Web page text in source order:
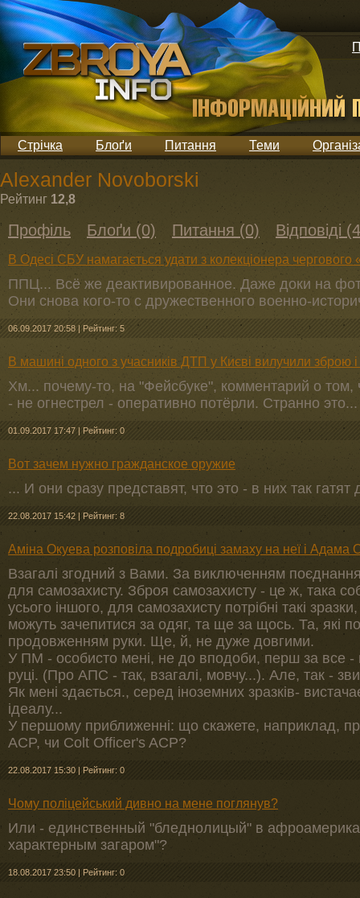
Стрічка Блоґи Питання Теми
Alexander Novoborski
Рейтинг 12,8
Профіль Блоґи (0) Питання (0) Відповіді
В Одесі СБУ намагається удати з колекціонера чергового
ППЦ... Всё же деактивированное. Даже доки на
Они снова кого-то с дружественного военно-
06.09.2017 20:58 | Рейтинг: 5
В машині одного з учасників ДТП у Києві вилучили зброю і
Хм... почему-то, на "Фейсбуке", комментарий о том,
- не огнестрел - оперативно потёрли. Странно
01.09.2017 17:47 | Рейтинг: 0
Вот зачем нужно гражданское оружие
... И они сразу представят, что это - в них так
22.08.2017 15:42 | Рейтинг: 8
Аміна Окуева розповіла подробиці замаху на неї і Адама
Взагалi згодний з Вами. За виключенням поєднання
для самозахисту. Зброя самозахисту - це ж, така
усього iншого, для самозахисту потрiбнi такi
можуть зачепитися за одяг, та ще за щось. Та, якi
продовженням руки. Ще, й, не дуже довгими.
У ПМ - особисто менi, не до вподоби, перш за все -
руцi. (Про АПС - так, взагалi, мовчу...). Але, так -
Як менi здається., серед iноземних зразкiв-
iдеалу...
У першому приближеннi: що скажете, наприклад,
ACP, чи Colt Officer's ACP?
22.08.2017 15:30 | Рейтинг: 0
Чому поліцейський дивно на мене поглянув?
Или - единственный "бледнолицый" в
характерным загаром"?
18.08.2017 23:50 | Рейтинг: 0